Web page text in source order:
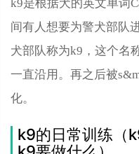
k9是根据犬的英文单词
间有人想要为警犬部队
犬部队称为k9，这个名
一直沿用。再之后被
化。
k9的日常训练（